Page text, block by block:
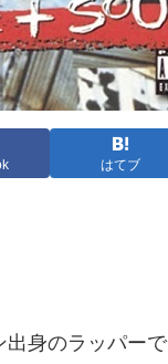
はてブ
出身のラッパーで